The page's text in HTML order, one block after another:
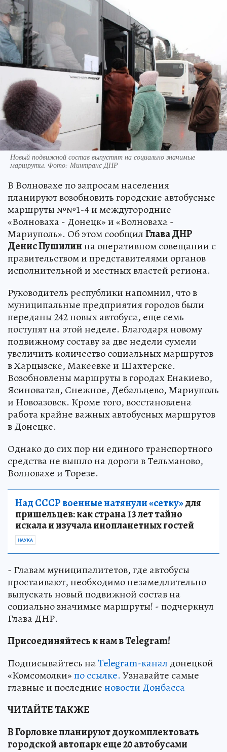
Новый подвижной состав выпустят на социально значимые
маршруты. Фото: Минтранс ДНР
В Волновахе по запросам населения
планируют возобновить городские автобусные
маршруты №№1-4 и междугородние
«Волноваха - Донецк» и «Волноваха -
Мариуполь». Об этом сообщилГлава ДНР
Денис Пушилинна оперативном совещании с
правительством и представителями органов
исполнительной и местных властей региона.
Руководитель республики напомнил, что в
муниципальные предприятия городов были
переданы 242 новых автобуса, еще семь
поступят на этой неделе. Благодаря новому
подвижному составу за две недели сумели
увеличить количество социальных маршрутов
в Харцызске, Макеевке и Шахтерске.
Возобновлены маршруты в городах Енакиево,
Ясиноватая, Снежное, Дебальцево, Мариуполь
и Новоазовск. Кроме того, восстановлена
работа крайне важных автобусных маршрутов
в Донецке.
Однако до сих пор ни единого транспортного
средства не вышло на дороги в Тельманово,
Волновахе и Торезе.
Над СССР военные натянули «сетку»для
пришельцев: как страна 13 лет тайно
искала и изучала инопланетных гостей
НАУКА
- Главам муниципалитетов, где автобусы
простаивают, необходимо незамедлительно
выпускать новый подвижной состав на
социально значимые маршруты! - подчеркнул
Глава ДНР.
Присоединяйтесь к нам в Telegram!
Подписывайтесь наTelegram-канал донецкой
«Комсомолки»по ссылке. Узнавайте самые
главные и последниеновости Донбасса
ЧИТАЙТЕ ТАКЖЕ
В Горловке планируют доукомплектовать
городской автопарк еще 20 автобусами